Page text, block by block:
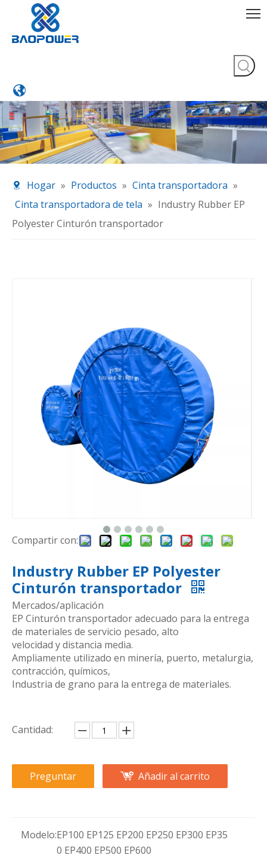
Hogar » Productos » Cinta transportadora »
Cinta transportadora de tela » Industry Rubber EP
Polyester Cinturón transportador
Compartir con:
Industry Rubber EP Polyester
Cinturón transportador
Mercados/aplicación
EP Cinturón transportador adecuado para la entrega
de materiales de servicio pesado, alto
velocidad y distancia media.
Ampliamente utilizado en minería, puerto, metalurgia,
contracción, químicos,
Industria de grano para la entrega de materiales.
Cantidad:
Preguntar Añadir al carrito
Modelo:EP100 EP125 EP200 EP250 EP300 EP35
0 EP400 EP500 EP600